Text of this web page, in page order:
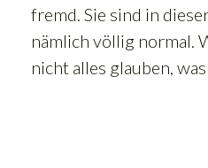
fremd. Sie sind in
nämlich völlig normal.
nicht alles glauben,